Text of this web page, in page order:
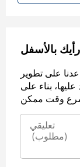
بالأسفل
على تطوير
بناء على